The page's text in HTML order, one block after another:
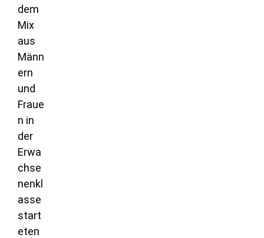
dem
Mix
aus
Männ
ern
und
Fraue
n in
der
Erwa
chse
nenkl
asse
start
eten